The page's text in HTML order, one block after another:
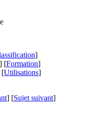
]
] [Formation]
[Utilisations]
] [Sujet suivant]